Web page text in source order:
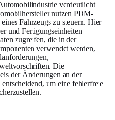
verdeutlicht
nutzen PDM-
Fahrzeugs zu steuern. Hier
und Fertigungseinheiten
zugreifen, die in der
verwendet werden,
Die
der Änderungen an den
um eine fehlerfreie